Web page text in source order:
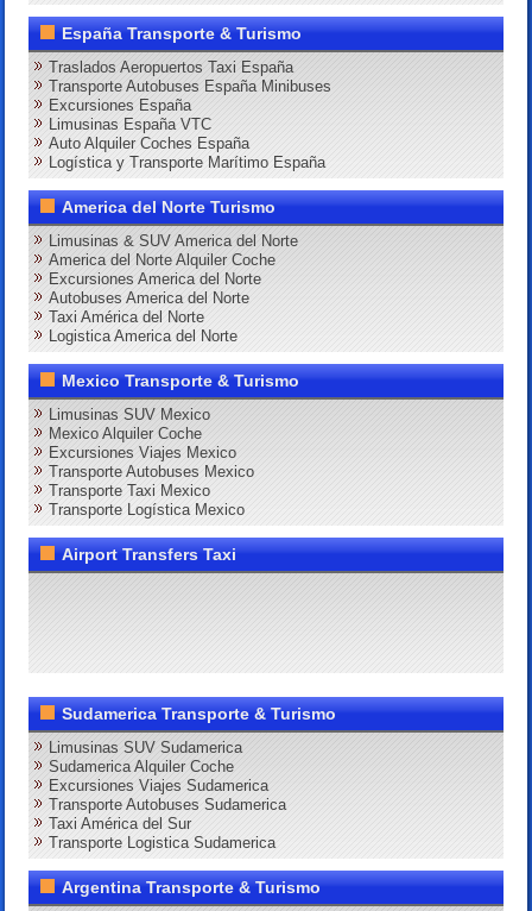
España Transporte & Turismo
Traslados Aeropuertos Taxi España
Transporte Autobuses España Minibuses
Excursiones España
Limusinas España VTC
Auto Alquiler Coches España
Logística y Transporte Marítimo España
America del Norte Turismo
Limusinas & SUV America del Norte
America del Norte Alquiler Coche
Excursiones America del Norte
Autobuses America del Norte
Taxi América del Norte
Logistica America del Norte
Mexico Transporte & Turismo
Limusinas SUV Mexico
Mexico Alquiler Coche
Excursiones Viajes Mexico
Transporte Autobuses Mexico
Transporte Taxi Mexico
Transporte Logística Mexico
Airport Transfers Taxi
Sudamerica Transporte & Turismo
Limusinas SUV Sudamerica
Sudamerica Alquiler Coche
Excursiones Viajes Sudamerica
Transporte Autobuses Sudamerica
Taxi América del Sur
Transporte Logistica Sudamerica
Argentina Transporte & Turismo